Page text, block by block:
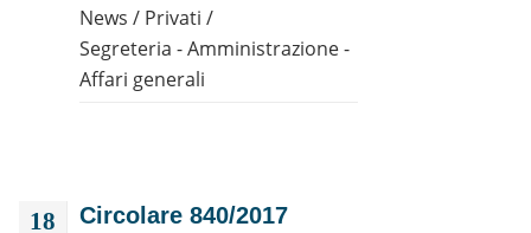
News / Privati /
Segreteria - Amministrazione -
Affari generali
18
Circolare 840/2017